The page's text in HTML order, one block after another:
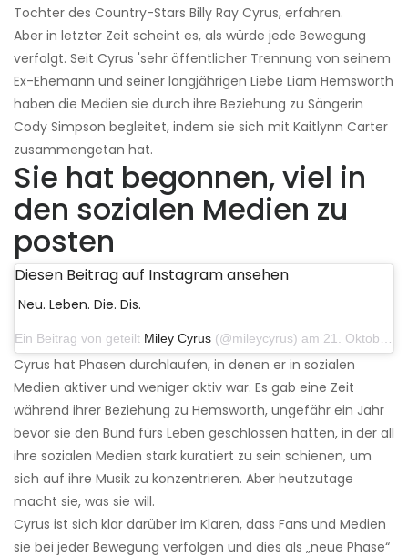
Tochter des Country-Stars Billy Ray Cyrus, erfahren.
Aber in letzter Zeit scheint es, als würde jede Bewegung
verfolgt. Seit Cyrus 'sehr öffentlicher Trennung von seinem
Ex-Ehemann und seiner langjährigen Liebe Liam Hemsworth
haben die Medien sie durch ihre Beziehung zu Sängerin
Cody Simpson begleitet, indem sie sich mit Kaitlynn Carter
zusammengetan hat.
Sie hat begonnen, viel in
den sozialen Medien zu
posten
Diesen Beitrag auf Instagram ansehen
Neu. Leben. Die. Dis.
Ein Beitrag von geteilt Miley Cyrus (@mileycyrus) am 21. Oktober 2019 um 12:31 Uhr PDT
Cyrus hat Phasen durchlaufen, in denen er in sozialen
Medien aktiver und weniger aktiv war. Es gab eine Zeit
während ihrer Beziehung zu Hemsworth, ungefähr ein Jahr
bevor sie den Bund fürs Leben geschlossen hatten, in der all
ihre sozialen Medien stark kuratiert zu sein schienen, um
sich auf ihre Musik zu konzentrieren. Aber heutzutage
macht sie, was sie will.
Cyrus ist sich klar darüber im Klaren, dass Fans und Medien
sie bei jeder Bewegung verfolgen und dies als „neue Phase“